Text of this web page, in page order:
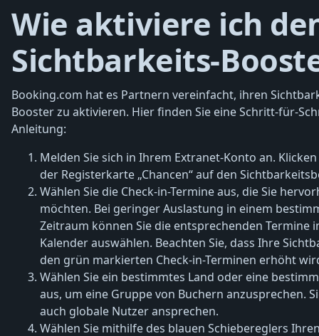
Wie aktiviere ich
Sichtbarkeits-
Booking.com hat es Partnern vereinfacht, ihren
Booster zu aktivieren. Hier finden Sie eine Schritt-für-
Anleitung:
Melden Sie sich in Ihrem Extranet-Konto an.
der Registerkarte „Chancen“ auf den
Wählen Sie die Check-in-Termine aus, die Sie
möchten. Bei geringer Auslastung in einem
Zeitraum können Sie die entsprechenden Termine
Kalender auswählen. Beachten Sie, dass Ihre
den grün markierten Check-in-Terminen erhöht
Wählen Sie ein bestimmtes Land oder eine
aus, um eine Gruppe von Buchern anzusprechen.
auch globale Nutzer ansprechen.
Wählen Sie mithilfe des blauen Schiebereglers